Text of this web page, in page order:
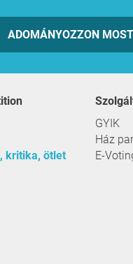
ADOMÁNYOZZON MOST
kritika, ötlet
GYIK
Ház
E-